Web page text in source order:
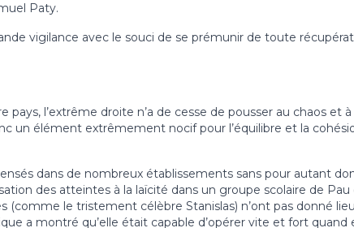
Paty.
vigilance avec le souci de se prémunir de toute
l’extrême droite n’a de cesse de pousser au chaos et à
un élément extrêmement nocif pour l’équilibre et la
dans de nombreux établissements sans pour autant
des atteintes à la laïcité dans un groupe scolaire de Pau
(comme le tristement célèbre Stanislas) n’ont pas donné
a montré qu’elle était capable d’opérer vite et fort quand